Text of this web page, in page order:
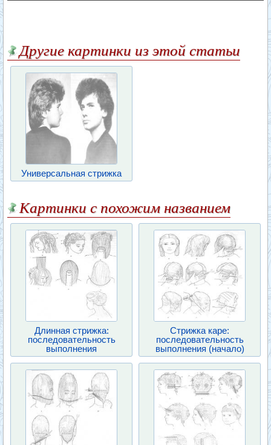
Другие картинки из этой статьи
Универсальная стрижка
Картинки с похожим названием
Длинная стрижка:
последовательность
выполнения
Стрижка каре:
последовательность
выполнения (начало)